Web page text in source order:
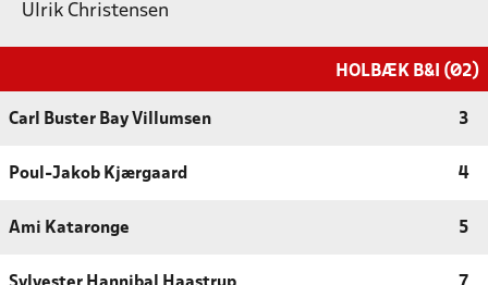
Ulrik Christensen
HOLBÆK B&I (Ø2)
Carl Buster Bay Villumsen 3
Poul-Jakob Kjærgaard 4
Ami Kataronge 5